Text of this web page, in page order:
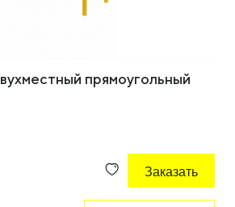
прямоугольный
Заказать